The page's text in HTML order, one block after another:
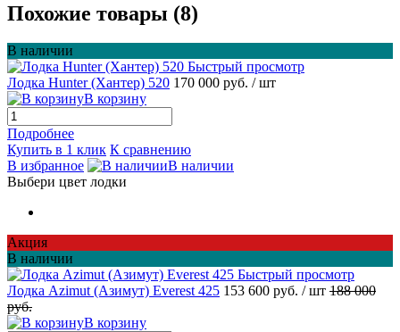
Похожие товары (8)
В наличии
Быстрый просмотр
Лодка Hunter (Хантер) 520 170 000 руб. / шт
В корзину
Подробнее
Купить в 1 клик К сравнению
В избранное
В наличии
Выбери цвет лодки
Акция
В наличии
Быстрый просмотр
Лодка Azimut (Азимут) Everest 425 153 600 руб. / шт 188 000
руб.
В корзину